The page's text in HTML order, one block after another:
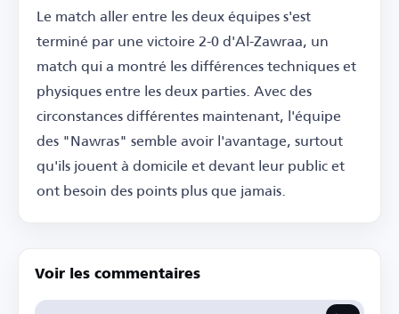
Le match aller entre les deux équipes s'est
terminé par une victoire 2-0 d'Al-Zawraa, un
match qui a montré les différences techniques et
physiques entre les deux parties. Avec des
circonstances différentes maintenant, l'équipe
des "Nawras" semble avoir l'avantage, surtout
qu'ils jouent à domicile et devant leur public et
ont besoin des points plus que jamais.
Voir les commentaires